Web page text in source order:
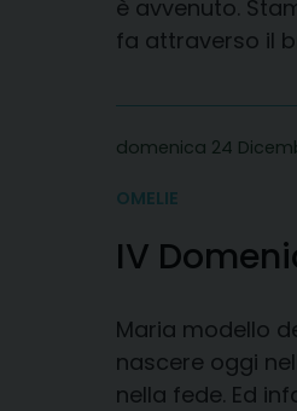
è avvenuto.
fa attraverso il
domenica 24
OMELIE
IV
Maria modello
nascere oggi
nella fede. Ed